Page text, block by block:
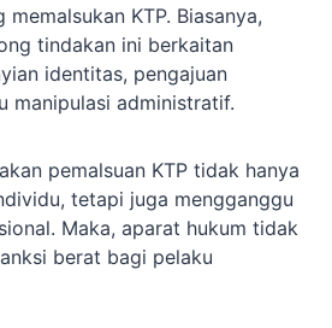
KTP. Biasanya,
tindakan ini berkaitan
identitas, pengajuan
manipulasi administratif.
pemalsuan KTP tidak hanya
tetapi juga mengganggu
Maka, aparat hukum tidak
berat bagi pelaku